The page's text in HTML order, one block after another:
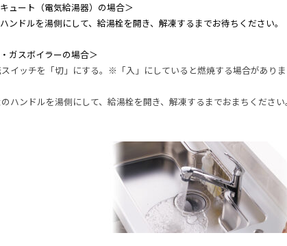
ュート（電気給湯器）の場合＞
ンドルを湯側にして、給湯栓を開き、解凍するまでお待ちください。
ガスボイラーの場合＞
イッチを「切」にする。※「入」にしていると燃焼する場合がありま
ハンドルを湯側にして、給湯栓を開き、解凍するまでおまちください。